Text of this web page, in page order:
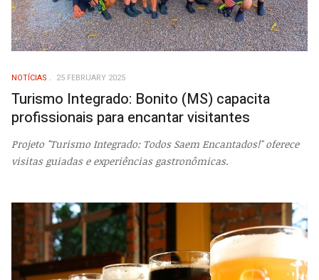
NOTÍCIAS 25 FEBRUARY 2025
Turismo Integrado: Bonito (MS) capacita
profissionais para encantar visitantes
Projeto "Turismo Integrado: Todos Saem Encantados!" oferece
visitas guiadas e experiências gastronômicas.